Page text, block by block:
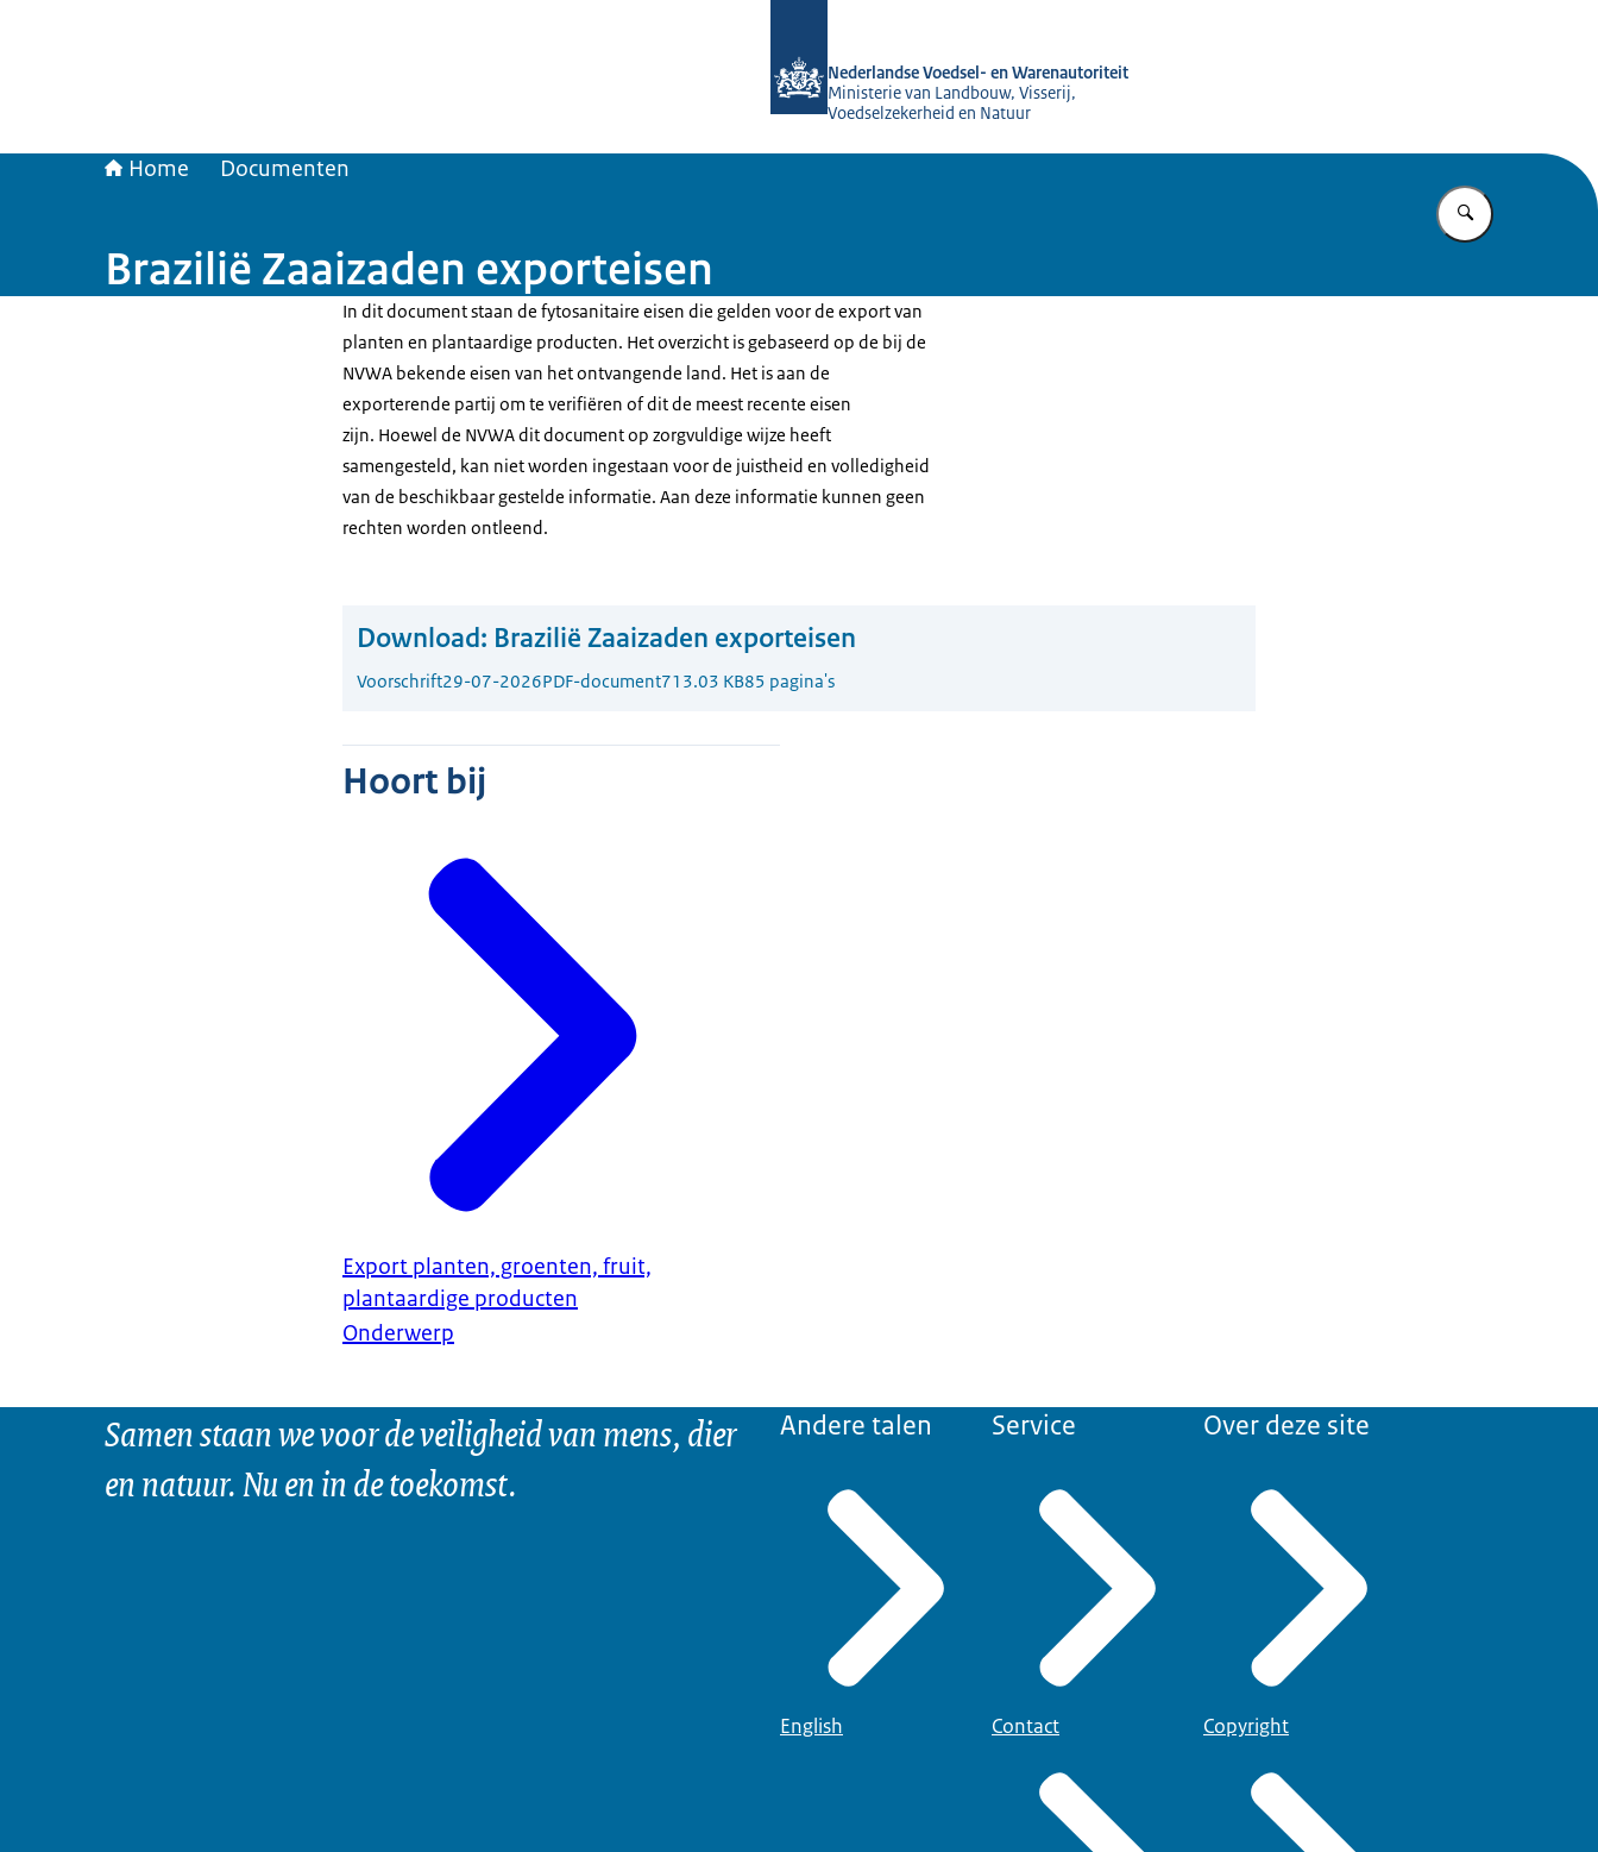
Nederlandse Voedsel- en Warenautoriteit
Ministerie van Landbouw, Visserij,
Voedselzekerheid en Natuur
Home Documenten
Vul in wat u
Brazilië Zaaizaden exporteisen
In dit document staan de fytosanitaire eisen die gelden voor de export van
planten en plantaardige producten. Het overzicht is gebaseerd op de bij de
NVWA bekende eisen van het ontvangende land. Het is aan de
exporterende partij om te verifiëren of dit de meest recente eisen
zijn. Hoewel de NVWA dit document op zorgvuldige wijze heeft
samengesteld, kan niet worden ingestaan voor de juistheid en volledigheid
van de beschikbaar gestelde informatie. Aan deze informatie kunnen geen
rechten worden ontleend.
Download: Brazilië Zaaizaden exporteisen
Voorschrift29-07-2026PDF-document713.03 KB85 pagina's
Hoort bij
Export planten, groenten, fruit,
plantaardige producten
Onderwerp
Samen staan we voor de veiligheid van mens, dier
en natuur. Nu en in de toekomst.
Andere talen
English
Service
Contact
Over deze site
Copyright